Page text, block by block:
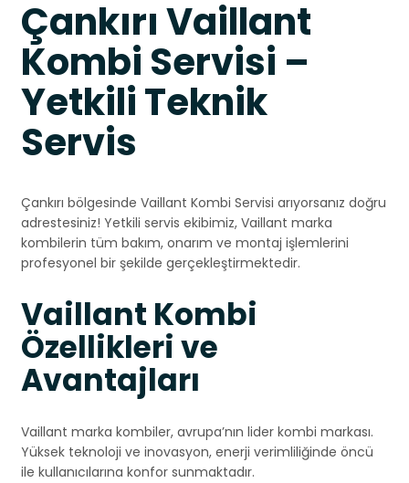
Çankırı Vaillant
Kombi Servisi –
Yetkili Teknik
Servis
Çankırı bölgesinde Vaillant Kombi Servisi arıyorsanız doğru
adrestesiniz! Yetkili servis ekibimiz, Vaillant marka
kombilerin tüm bakım, onarım ve montaj işlemlerini
profesyonel bir şekilde gerçekleştirmektedir.
Vaillant Kombi
Özellikleri ve
Avantajları
Vaillant marka kombiler, avrupa’nın lider kombi markası.
Yüksek teknoloji ve inovasyon, enerji verimliliğinde öncü
ile kullanıcılarına konfor sunmaktadır.